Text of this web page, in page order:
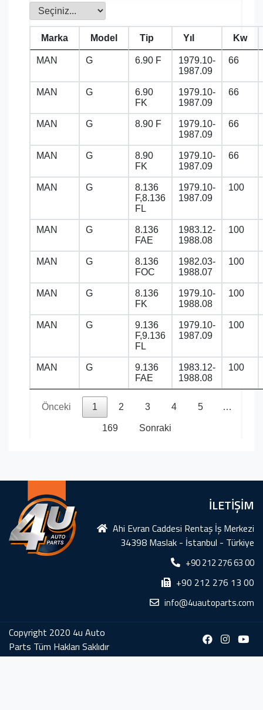
Marka Model Tip Yıl Kw
MAN G 6.90 F
1979.10-
1987.09
66
MAN G
6.90
FK
1979.10-
1987.09
66
MAN G 8.90 F
1979.10-
1987.09
66
MAN G
8.90
FK
1979.10-
1987.09
66
MAN G
8.136
F,8.136
FL
1979.10-
1987.09
100
MAN G
8.136
FAE
1983.12-
1988.08
100
MAN G
8.136
FOC
1982.03-
1988.07
100
MAN G
8.136
FK
1979.10-
1988.08
100
MAN G
9.136
F,9.136
FL
1979.10-
1987.09
100
MAN G
9.136
FAE
1983.12-
1988.08
100
Önceki 1 2 3 4 5 …
169 Sonraki
İLETİŞİM
Ahi Evran Caddesi Rentaş İş Merkezi
34398 Maslak - İstanbul - Türkiye
+90 212 276 63 00
+90 212 276 13 00
info@4uautoparts.com
Copyright 2020 4u Auto
Parts Tüm Hakları Saklıdır